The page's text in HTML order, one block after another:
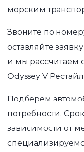
морским
Звоните по
оставляйте
и мы рассчитаем
Odyssey V
Подберем
потребности.
зависимости от